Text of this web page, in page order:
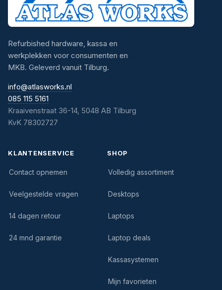
Refurbished hardware, kassa en
werkplekken voor consumenten en
MKB. Geleverd vanuit Tilburg.
info@atlasworks.nl
085 115 5161
Kraaivenstraat 36-14, 5048 AB Tilburg
KvK 78302727
KLANTENSERVICE
Contact opnemen
Veelgestelde vragen
14 dagen retour
24 mnd garantie
SHOP
Volledig assortiment
Desktops
Laptops
Laptop deals
Kassasystemen
Mijn favorieten